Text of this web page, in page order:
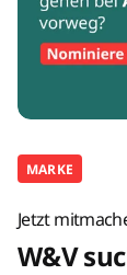
MARKE
Jetzt
W&V